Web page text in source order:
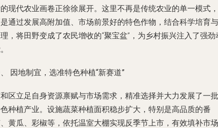
现代农业画卷正徐徐展开。这里不再是传统农业的单一模式，
通过发展高附加值、市场前景好的特色作物，结合科学培育与
，将田野变成了农民增收的“聚宝盆”，为乡村振兴注入了强劲
因地制宜，选准特色种植“新赛道”
区立足自身资源禀赋与市场需求，精准选择并大力发展了一批
种植产业。设施蔬菜种植面积稳步扩大，特别是高品质的番
黄瓜、彩椒等，依托温室大棚实现反季节上市，有效填补市场